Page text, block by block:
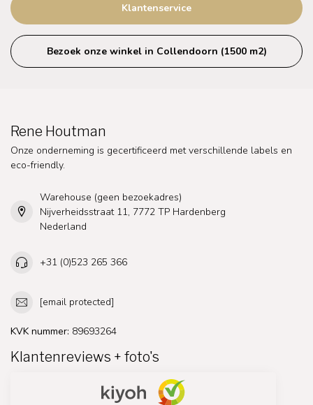
Klantenservice
Bezoek onze winkel in Collendoorn (1500 m2)
Rene Houtman
Onze onderneming is gecertificeerd met verschillende labels en
eco-friendly.
Warehouse (geen bezoekadres)
Nijverheidsstraat 11, 7772 TP Hardenberg
Nederland
+31 (0)523 265 366
[email protected]
KVK nummer: 89693264
Klantenreviews + foto's